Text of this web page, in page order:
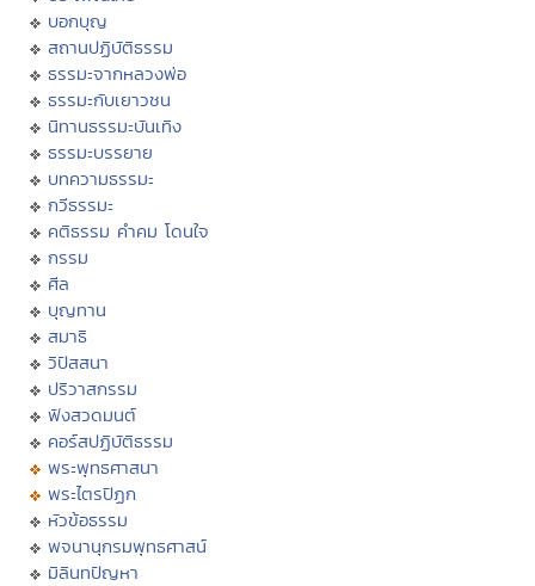
บอกบุญ
สถานปฏิบัติธรรม
ธรรมะจากหลวงพ่อ
ธรรมะกับเยาวชน
นิทานธรรมะบันเทิง
ธรรมะบรรยาย
บทความธรรมะ
กวีธรรมะ
คติธรรม คำคม โดนใจ
กรรม
ศีล
บุญทาน
สมาธิ
วิปัสสนา
ปริวาสกรรม
ฟังสวดมนต์
คอร์สปฏิบัติธรรม
พระพุทธศาสนา
พระไตรปิฏก
หัวข้อธรรม
พจนานุกรมพุทธศาสน์
มิลินทปัญหา